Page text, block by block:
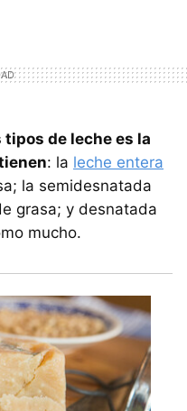
de leche es la
: la leche entera
la semidesnatada
grasa; y desnatada
mucho.